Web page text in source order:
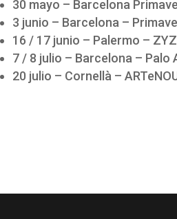
30 mayo – Barcelona
3 junio – Barcelona –
16 / 17 junio – Palermo –
7 / 8 julio – Barcelona – Palo
20 julio – Cornellà –